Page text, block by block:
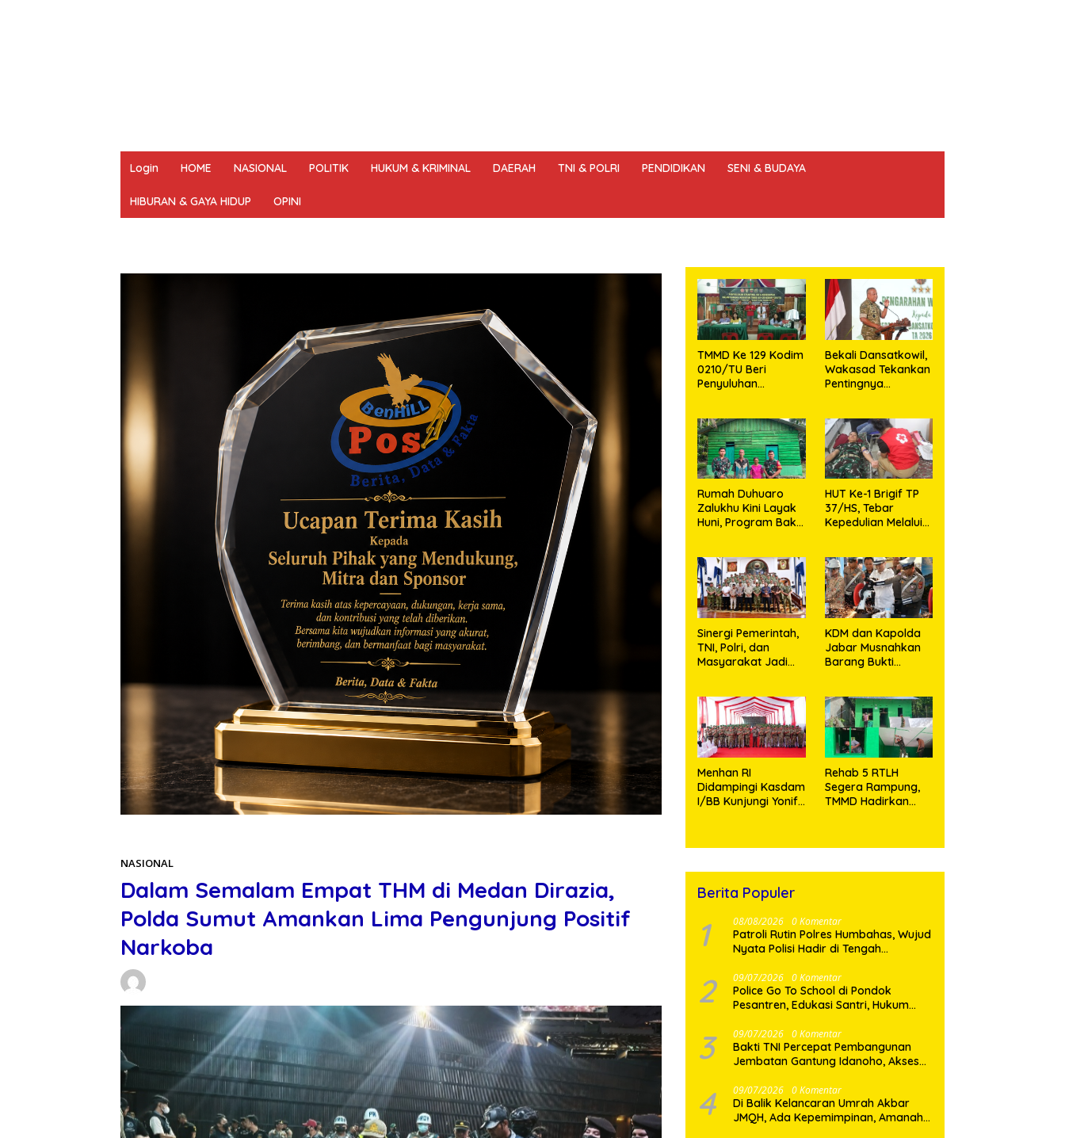
Login HOME NASIONAL POLITIK HUKUM & KRIMINAL DAERAH TNI & POLRI PENDIDIKAN SENI & BUDAYA
HIBURAN & GAYA HIDUP OPINI
NASIONAL
Dalam Semalam Empat THM di Medan Dirazia,
Polda Sumut Amankan Lima Pengunjung Positif
Narkoba
TMMD Ke 129 Kodim
0210/TU Beri
Penyuluhan
Stunting di Desa
Sijarango
Bekali Dansatkowil,
Wakasad Tekankan
Pentingnya
Rumah Duhuaro
Zalukhu Kini Layak
Huni, Program Bakti
Nias Utara
HUT Ke-1 Brigif TP
37/HS, Tebar
Kepedulian Melalui
Harapan Hidup Bagi
Yang
Membutuhkan
Sinergi Pemerintah,
TNI, Polri, dan
Masyarakat Jadi
Kondusif
KDM dan Kapolda
Jabar Musnahkan
Barang Bukti
Brong dan
Tramadol
Menhan RI
Didampingi Kasdam
I/BB Kunjungi Yonif
Rehab 5 RTLH
Segera Rampung,
TMMD Hadirkan
Berita Populer
1 08/08/2026 0 Komentar
Patroli Rutin Polres Humbahas, Wujud
Nyata Polisi Hadir di Tengah
2 09/07/2026 0 Komentar
Police Go To School di Pondok
Pesantren, Edukasi Santri, Hukum
Muda
3 09/07/2026 0 Komentar
Bakti TNI Percepat Pembangunan
Jembatan Gantung Idanoho, Akses
Pulih
4 09/07/2026 0 Komentar
Di Balik Kelancaran Umrah Akbar
JMQH, Ada Kepemimpinan, Amanah,